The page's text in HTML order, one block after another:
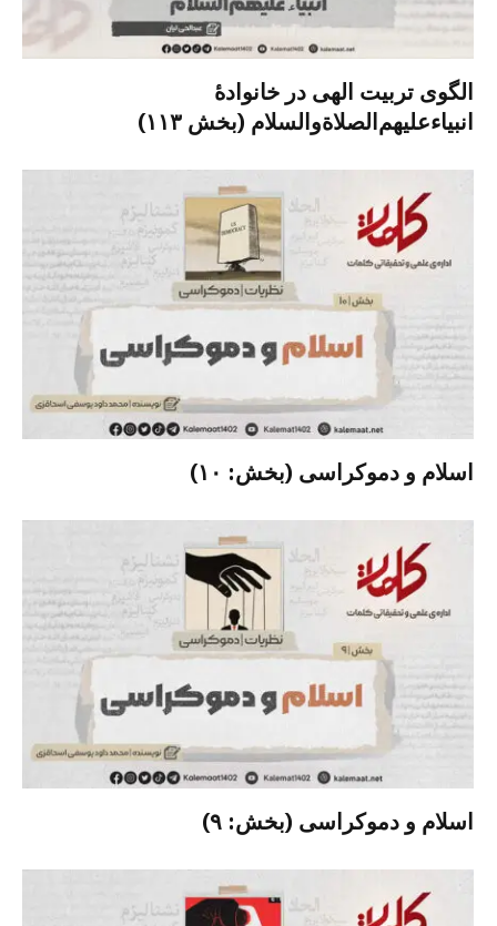
الگوی تربیت الهی در خانوادۀ
انبیاءعلیهم‌الصلاةو‌السلام (بخش ۱۱۳)
اسلام و دموکراسی (بخش: ۱۰)
اسلام و دموکراسی (بخش: ۹)